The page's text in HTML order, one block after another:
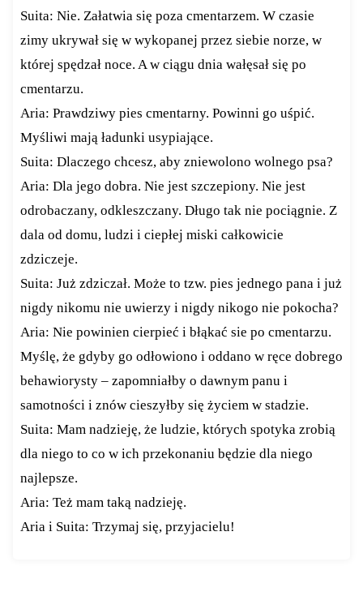
Suita: Nie. Załatwia się poza cmentarzem. W czasie
zimy ukrywał się w wykopanej przez siebie norze, w
której spędzał noce. A w ciągu dnia wałęsał się po
cmentarzu.
Aria: Prawdziwy pies cmentarny. Powinni go uśpić.
Myśliwi mają ładunki usypiające.
Suita: Dlaczego chcesz, aby zniewolono wolnego psa?
Aria: Dla jego dobra. Nie jest szczepiony. Nie jest
odrobaczany, odkleszczany. Długo tak nie pociągnie. Z
dala od domu, ludzi i ciepłej miski całkowicie
zdziczeje.
Suita: Już zdziczał. Może to tzw. pies jednego pana i już
nigdy nikomu nie uwierzy i nigdy nikogo nie pokocha?
Aria: Nie powinien cierpieć i błąkać sie po cmentarzu.
Myślę, że gdyby go odłowiono i oddano w ręce dobrego
behawiorysty – zapomniałby o dawnym panu i
samotności i znów cieszyłby się życiem w stadzie.
Suita: Mam nadzieję, że ludzie, których spotyka zrobią
dla niego to co w ich przekonaniu będzie dla niego
najlepsze.
Aria: Też mam taką nadzieję.
Aria i Suita: Trzymaj się, przyjacielu!